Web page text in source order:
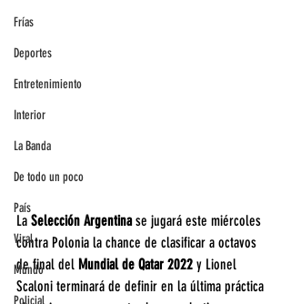
Frías
Deportes
Entretenimiento
Interior
La Banda
De todo un poco
País
Viral
Mundo
Policial
La Selección Argentina se jugará este miércoles
contra Polonia la chance de clasificar a octavos
de final del Mundial de Qatar 2022 y Lionel
Scaloni terminará de definir en la última práctica